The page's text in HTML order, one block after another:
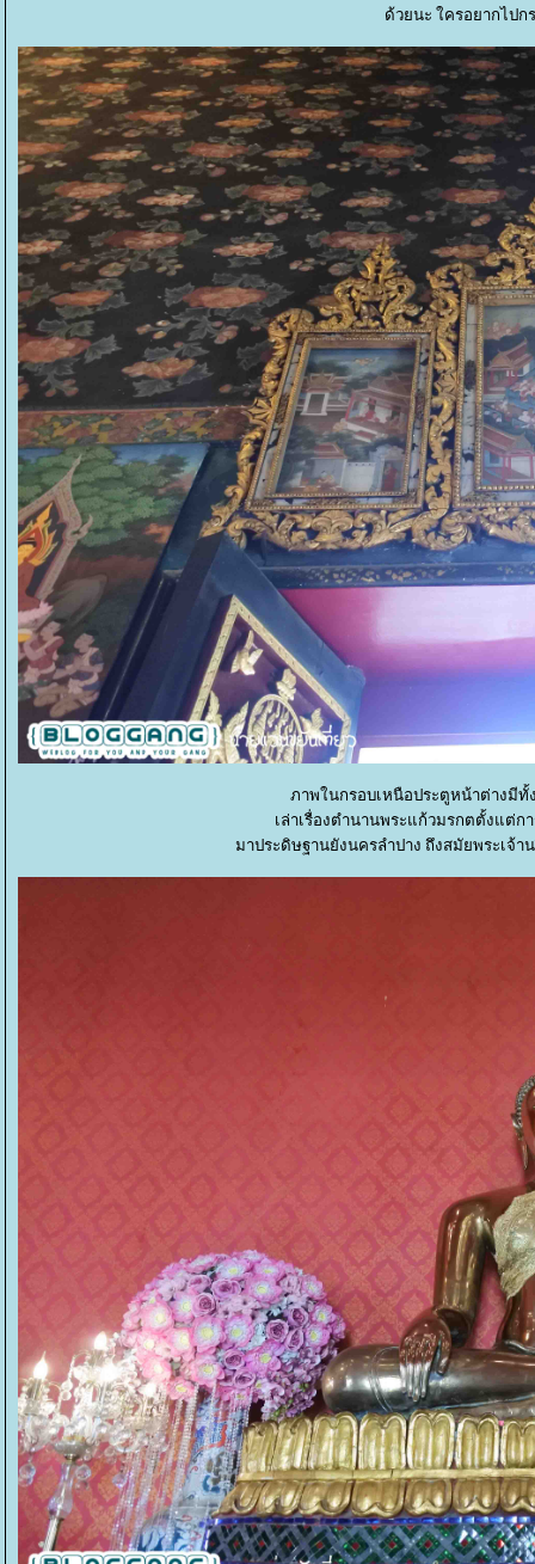
ด้วยนะ ใครอยากไป
ภาพในกรอบเหนือประตูหน้าต่างมีทั้
เล่าเรื่องตำนานพระแก้วมรกตตั้งแต่
มาประดิษฐานยังนครลำปาง ถึงสมัยพระเจ้